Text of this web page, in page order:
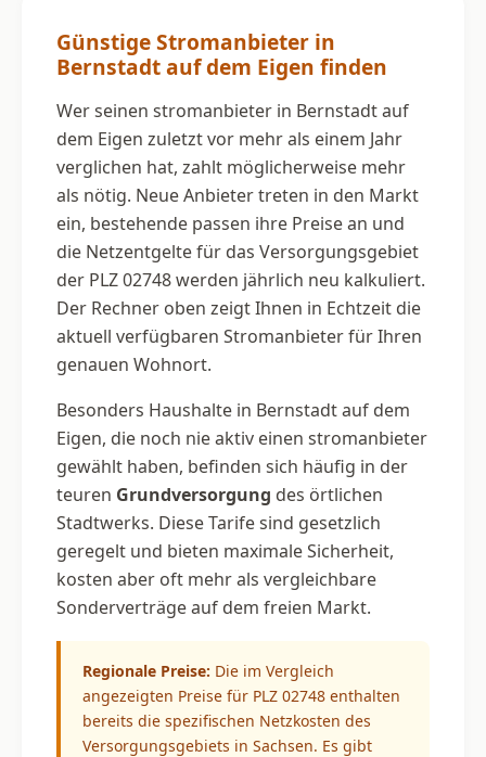
Günstige Stromanbieter in
Bernstadt auf dem Eigen finden
Wer seinen stromanbieter in Bernstadt auf
dem Eigen zuletzt vor mehr als einem Jahr
verglichen hat, zahlt möglicherweise mehr
als nötig. Neue Anbieter treten in den Markt
ein, bestehende passen ihre Preise an und
die Netzentgelte für das Versorgungsgebiet
der PLZ 02748 werden jährlich neu kalkuliert.
Der Rechner oben zeigt Ihnen in Echtzeit die
aktuell verfügbaren Stromanbieter für Ihren
genauen Wohnort.
Besonders Haushalte in Bernstadt auf dem
Eigen, die noch nie aktiv einen stromanbieter
gewählt haben, befinden sich häufig in der
teuren Grundversorgung des örtlichen
Stadtwerks. Diese Tarife sind gesetzlich
geregelt und bieten maximale Sicherheit,
kosten aber oft mehr als vergleichbare
Sonderverträge auf dem freien Markt.
Regionale Preise: Die im Vergleich
angezeigten Preise für PLZ 02748 enthalten
bereits die spezifischen Netzkosten des
Versorgungsgebiets in Sachsen. Es gibt